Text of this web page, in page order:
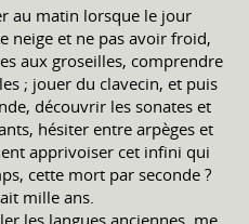
au matin lorsque le jour
neige et ne pas avoir froid,
aux groseilles, comprendre
; jouer du clavecin, et puis
découvrir les sonates et
hésiter entre arpèges et
apprivoiser cet infini qui
cette mort par seconde ?
mille ans.
les langues anciennes, me